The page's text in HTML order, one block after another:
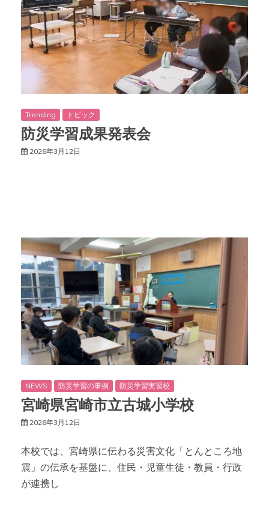
Trending トピック
防災学習成果発表会
2026年3月12日
NEWS 防災学習の事例 防災学習実習校
宮崎県宮崎市立古城小学校
2026年3月12日
本校では、宮崎県に伝わる災害文化「とんところ地
震」の伝承を基盤に、住民・児童生徒・教員・行政
が連携し